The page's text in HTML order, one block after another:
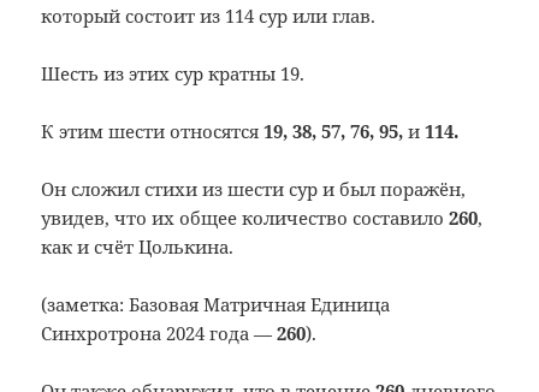
который состоит из 114 сур или глав.
Шесть из этих сур кратны 19.
К этим шести относятся19, 38, 57, 76, 95, и 114.
Он сложил стихи из шести сур и был поражён,
увидев, что их общее количество составило260,
как и счёт Цолькина.
(заметка: Базовая Матричная Единица
Синхротрона 2024 года — 260).